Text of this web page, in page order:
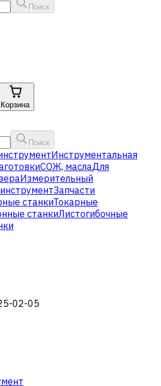
Поиск
Корзина
Поиск
Инструментальная
СОЖ, маслаДля
Измерительный
Запчасти
станкиТокарные
станкиЛистогибочные
02-05